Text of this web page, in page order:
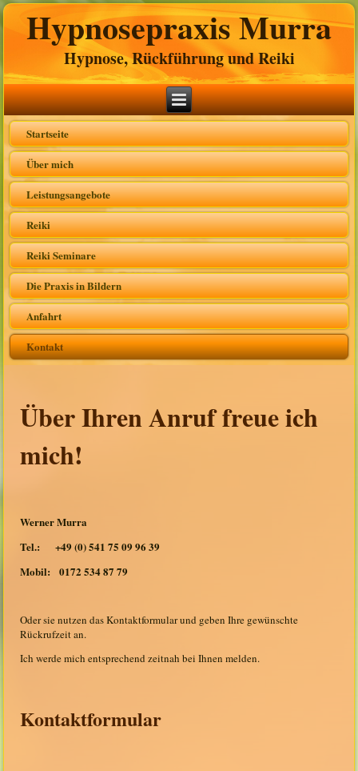
Hypnosepraxis Murra
Hypnose, Rückführung und Reiki
Startseite
Über mich
Leistungsangebote
Reiki
Reiki Seminare
Die Praxis in Bildern
Anfahrt
Kontakt
Über Ihren Anruf freue ich
mich!
Werner Murra
Tel.: +49 (0) 541 75 09 96 39
Mobil: 0172 534 87 79
Oder sie nutzen das Kontaktformular und geben Ihre gewünschte
Rückrufzeit an.
Ich werde mich entsprechend zeitnah bei Ihnen melden.
Kontaktformular